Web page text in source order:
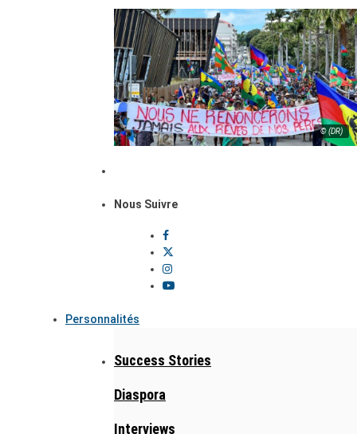
© (DR)
Nous Suivre
Personnalités
Success Stories
Diaspora
Interviews